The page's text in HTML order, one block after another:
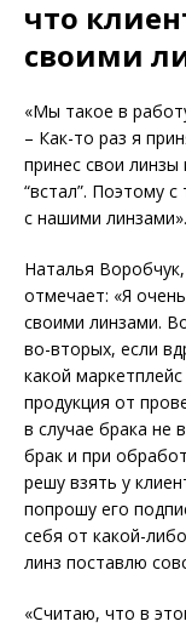
что
своими
«Мы такое в
– Как-то раз я
принес свои
“встал”. Поэтому
с нашими линзами».
Наталья
отмечает: «Я
своими линзами.
во-вторых, если
какой
продукция от
в случае брака не
брак и при
решу взять у
попрошу его
себя от какой-
линз поставлю
«Считаю, что в